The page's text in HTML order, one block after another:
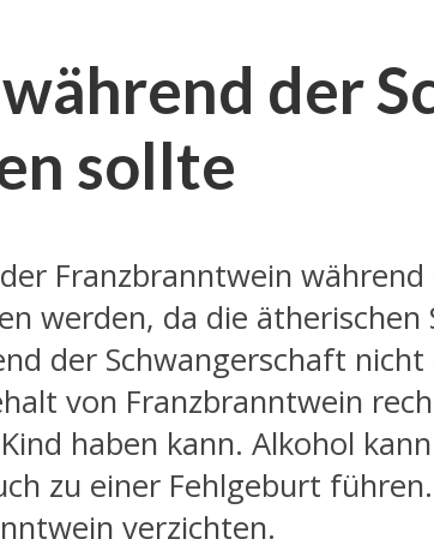
der
sollte
Franzbranntwein
werden, da die ätherischen
der Schwangerschaft
von Franzbranntwein
haben kann. Alkohol
zu einer Fehlgeburt
verzichten.